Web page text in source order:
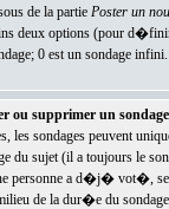
de la partie Poster un
deux options (pour
0 est un sondage
ou supprimer un
les sondages peuvent
du sujet (il a toujours le
personne a d�j� vot�,
de la dur�e du